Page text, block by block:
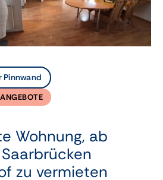
Pinnwand
Wohnung, ab
zu vermieten